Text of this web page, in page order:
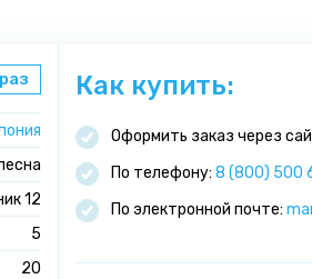
12
5
20
Как купить:
Оформить заказ через
По телефону: 8 (800) 500
По электронной почте: